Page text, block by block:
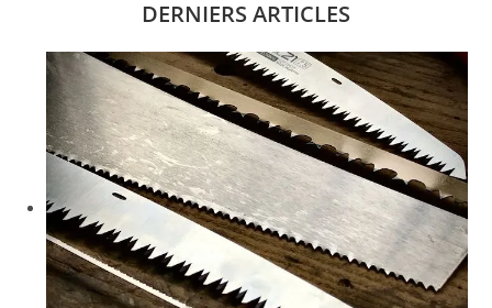
DERNIERS ARTICLES